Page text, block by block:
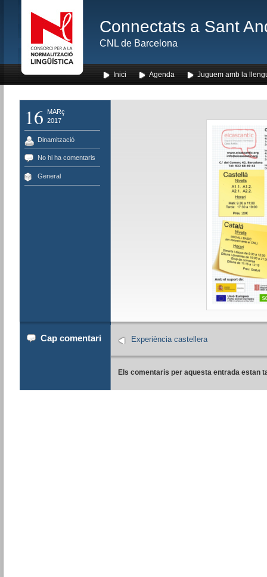
Connectats a Sant
CNL de Barcelona
Inici Agenda Juguem amb la
16
MARç
2017
Dinamització
No hi ha comentaris
General
Cap comentari Experiència castellera
Els comentaris per aquesta entrada estan